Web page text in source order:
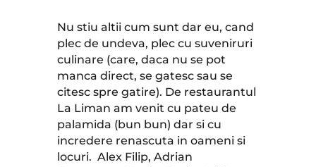
Nu stiu altii cum sunt dar eu, cand
plec de undeva, plec cu suveniruri
culinare (care, daca nu se pot
manca direct, se gatesc sau se
citesc spre gatire). De restaurantul
La Liman am venit cu pateu de
palamida (bun bun) dar si cu
incredere renascuta in oameni si
locuri. Alex Filip, Adrian